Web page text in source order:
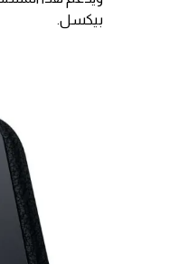
بيكسل.